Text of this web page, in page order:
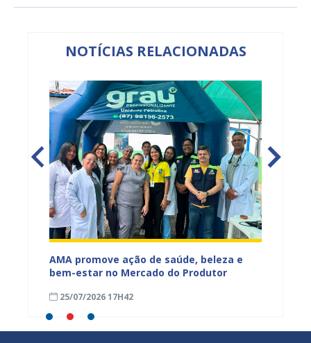
NOTÍCIAS RELACIONADAS
AMA promove ação de saúde, beleza e
bem-estar no Mercado do Produtor
25/07/2026 17H42